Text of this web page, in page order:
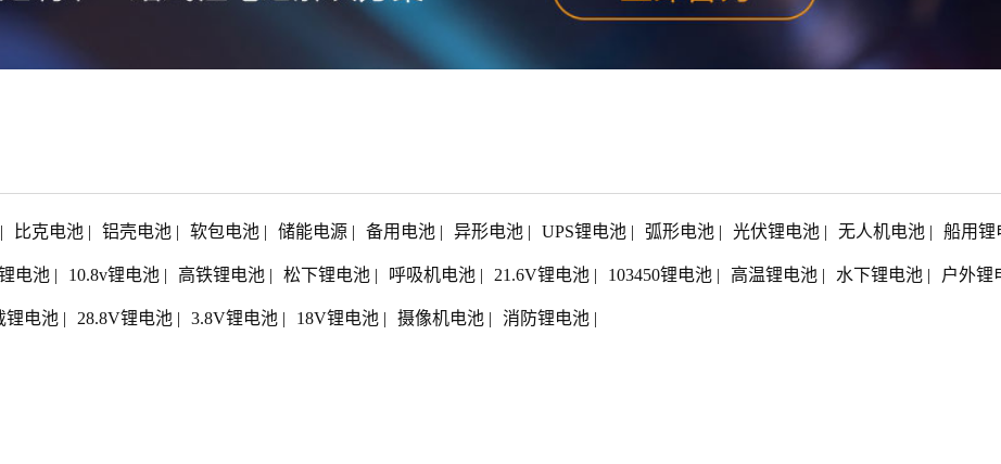
| 比克电池 | 铝壳电池 | 软包电池 | 储能电源 | 备用电池 | 异形电池 | UPS锂电池 | 弧形电池 | 光伏锂电池 | 无人机电池 | 船用
电池 | 10.8v锂电池 | 高铁锂电池 | 松下锂电池 | 呼吸机电池 | 21.6V锂电池 | 103450锂电池 | 高温锂电池 | 水下锂电池 | 户外锂
锂电池 | 28.8V锂电池 | 3.8V锂电池 | 18V锂电池 | 摄像机电池 | 消防锂电池 |